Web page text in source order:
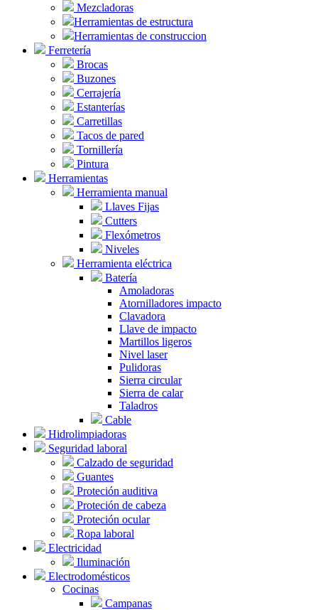
Mezcladoras
Herramientas de estructura
Herramientas de construccion
Ferretería
Brocas
Buzones
Cerrajería
Estanterías
Carretillas
Tacos de pared
Tornillería
Pintura
Herramientas
Herramienta manual
Llaves Fijas
Cutters
Flexómetros
Niveles
Herramienta eléctrica
Batería
Amoladoras
Atornilladores impacto
Clavadora
Llave de impacto
Martillos ligeros
Nivel laser
Pulidoras
Sierra circular
Sierra de calar
Taladros
Cable
Hidrolimpiadoras
Seguridad laboral
Calzado de seguridad
Guantes
Proteción auditiva
Proteción de cabeza
Proteción ocular
Ropa laboral
Electricidad
Iluminación
Electrodomésticos
Cocinas
Campanas